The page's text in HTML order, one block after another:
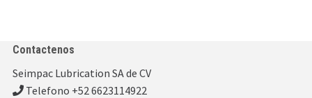
Contactenos
Seimpac Lubrication SA de CV
Telefono +52 6623114922